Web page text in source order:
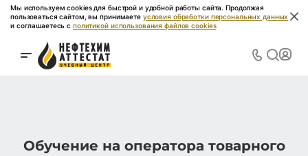
Мы используем cookies для быстрой и удобной работы сайта. Продолжая
пользоваться сайтом, вы принимаете условия обработки персональных данных
и соглашаетесь с политикой использования файлов cookies
Обучение на оператора товарного